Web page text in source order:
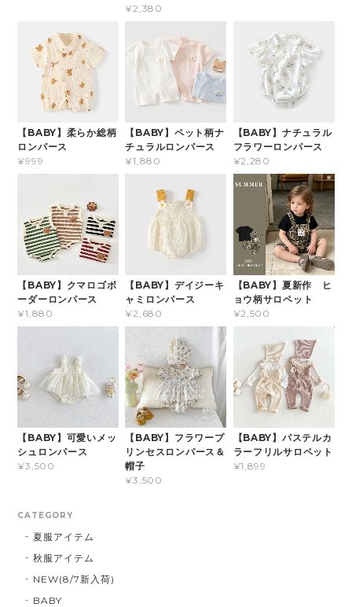
¥2,380
【BABY】柔らか総柄
ロンパース
¥999
【BABY】ペット柄ナ
チュラルロンパース
¥1,880
【BABY】ナチュラル
フラワーロンパース
¥2,280
【BABY】クマロゴボ
ーダーロンパース
¥1,880
【BABY】デイジーキ
ャミロンパース
¥2,680
【BABY】夏新作 ヒ
ョウ柄サロペット
¥2,500
【BABY】可愛いメッ
シュロンパース
¥3,500
【BABY】フラワープ
リンセスロンパース＆
帽子
¥3,500
【BABY】パステルカ
ラーフリルサロペット
¥1,899
CATEGORY
夏服アイテム
秋服アイテム
NEW(8/7新入荷)
BABY